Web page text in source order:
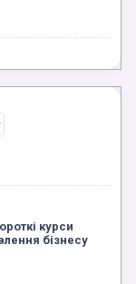
курси
бізнесу